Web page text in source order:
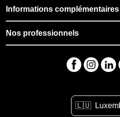
Informations complémentaires
Nos professionnels
🇱🇺